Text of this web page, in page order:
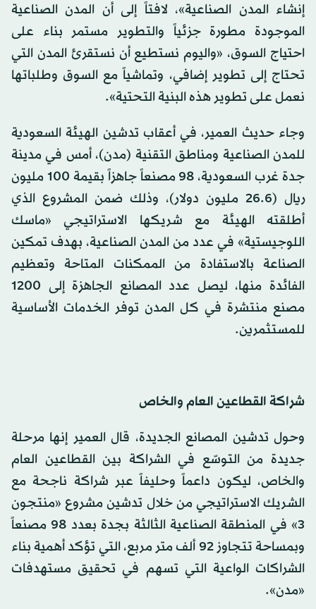
إنشاء المدن الصناعية»، لافتاً إلى أن المدن الصناعية
الموجودة مطورة جزئياً والتطوير مستمر بناء على
احتياج السوق، «واليوم نستطيع أن نستقرئ المدن التي
تحتاج إلى تطوير إضافي، وتماشياً مع السوق وطلباتها
نعمل على تطوير هذه البنية التحتية».
وجاء حديث العمير، في أعقاب تدشين الهيئة السعودية
للمدن الصناعية ومناطق التقنية (مدن)، أمس في مدينة
جدة غرب السعودية، 98 مصنعاً جاهزاً بقيمة 100 مليون
ريال (26.6 مليون دولار)، وذلك ضمن المشروع الذي
أطلقته الهيئة مع شريكها الاستراتيجي «ماسك
اللوجيستية» في عدد من المدن الصناعية، بهدف تمكين
الصناعة بالاستفادة من الممكنات المتاحة وتعظيم
الفائدة منها، ليصل عدد المصانع الجاهزة إلى 1200
مصنع منتشرة في كل المدن توفر الخدمات الأساسية
للمستثمرين.
شراكة القطاعين العام والخاص
وحول تدشين المصانع الجديدة، قال العمير إنها مرحلة
جديدة من التوسّع في الشراكة بين القطاعين العام
والخاص، ليكون داعماً وحليفاً عبر شراكة ناجحة مع
الشريك الاستراتيجي من خلال تدشين مشروع «منتجون
3» في المنطقة الصناعية الثالثة بجدة بعدد 98 مصنعاً
وبمساحة تتجاوز 92 ألف متر مربع، التي تؤكد أهمية بناء
الشراكات الواعية التي تسهم في تحقيق مستهدفات
«مدن».